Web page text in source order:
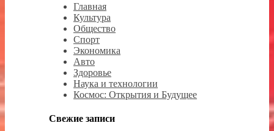
Главная
Культура
Общество
Спорт
Экономика
Авто
Здоровье
Наука и технологии
Космос: Открытия и Будущее
Свежие записи